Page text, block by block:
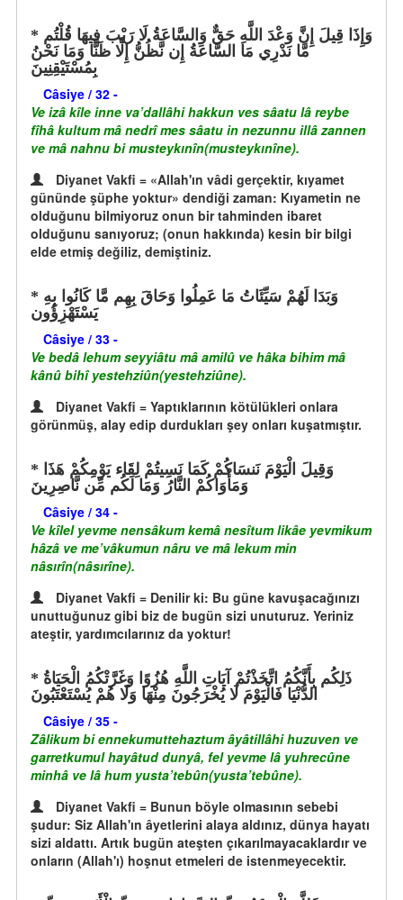
مَّا نَدْرِي مَا السَّاعَةُ إِن نَّظُنُّ إِلَّا ظَنًّا وَمَا نَحْنُ
بِمُسْتَيْقِنِينَ
Câsiye / 32 -
Ve izâ kîle inne va’dallâhi hakkun ves sâatu lâ reybe
fîhâ kultum mâ nedrî mes sâatu in nezunnu illâ zannen
ve mâ nahnu bi musteykınîn(musteykınîne).
Diyanet Vakfi = «Allah'ın vâdi gerçektir, kıyamet
gününde şüphe yoktur» dendiği zaman: Kıyametin ne
olduğunu bilmiyoruz onun bir tahminden ibaret
olduğunu sanıyoruz; (onun hakkında) kesin bir bilgi
elde etmiş değiliz, demiştiniz.
يَسْتَهْزِؤُون
Câsiye / 33 -
Ve bedâ lehum seyyiâtu mâ amilû ve hâka bihim mâ
kânû bihî yestehziûn(yestehziûne).
Diyanet Vakfi = Yaptıklarının kötülükleri onlara
görünmüş, alay edip durdukları şey onları kuşatmıştır.
وَمَأْوَاكُمْ النَّارُ وَمَا لَكُم مِّن نَّاصِرِينَ
Câsiye / 34 -
Ve kîlel yevme nensâkum kemâ nesîtum likâe yevmikum
hâzâ ve me’vâkumun nâru ve mâ lekum min
nâsırîn(nâsırîne).
Diyanet Vakfi = Denilir ki: Bu güne kavuşacağınızı
unuttuğunuz gibi biz de bugün sizi unuturuz. Yeriniz
ateştir, yardımcılarınız da yoktur!
الدُّنْيَا فَالْيَوْمَ لَا يُخْرَجُونَ مِنْهَا وَلَا هُمْ يُسْتَعْتَبُونَ
Câsiye / 35 -
Zâlikum bi ennekumuttehaztum âyâtillâhi huzuven ve
garretkumul hayâtud dunyâ, fel yevme lâ yuhrecûne
minhâ ve lâ hum yusta’tebûn(yusta’tebûne).
Diyanet Vakfi = Bunun böyle olmasının sebebi
şudur: Siz Allah'ın âyetlerini alaya aldınız, dünya hayatı
sizi aldattı. Artık bugün ateşten çıkarılmayacaklardır ve
onların (Allah'ı) hoşnut etmeleri de istenmeyecektir.